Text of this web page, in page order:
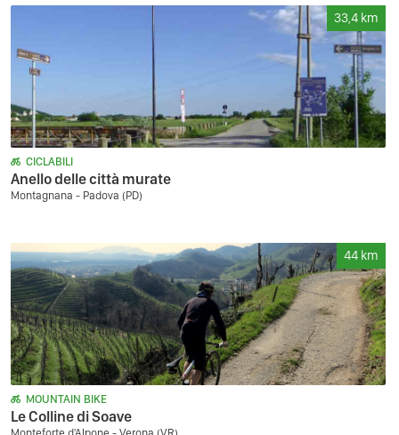
33,4 km
CICLABILI
Anello delle città murate
Montagnana - Padova (PD)
44 km
MOUNTAIN BIKE
Le Colline di Soave